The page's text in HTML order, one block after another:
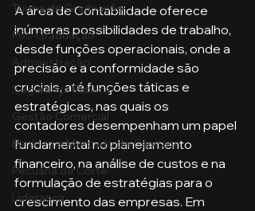
Turma de Graduação
Pós-Graduação
Administração
Segurança Publica
Gestão Comercial
Banking e Mercado de Capitais
Pecuária de Corte
Liderança
A área de Contabilidade oferece
inúmeras possibilidades de trabalho,
desde funções operacionais, onde a
precisão e a conformidade são
cruciais, até funções táticas e
estratégicas, nas quais os
contadores desempenham um papel
fundamental no planejamento
financeiro, na análise de custos e na
formulação de estratégias para o
crescimento das empresas. Em